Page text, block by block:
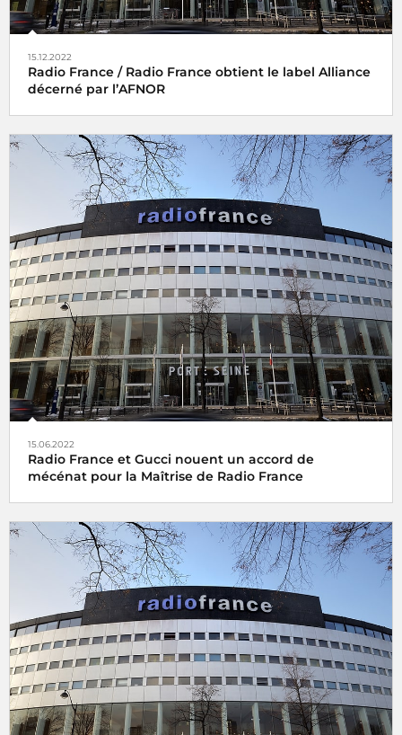
15.12.2022
Radio France / Radio France obtient le label Alliance
décerné par l’AFNOR
15.06.2022
Radio France et Gucci nouent un accord de
mécénat pour la Maîtrise de Radio France